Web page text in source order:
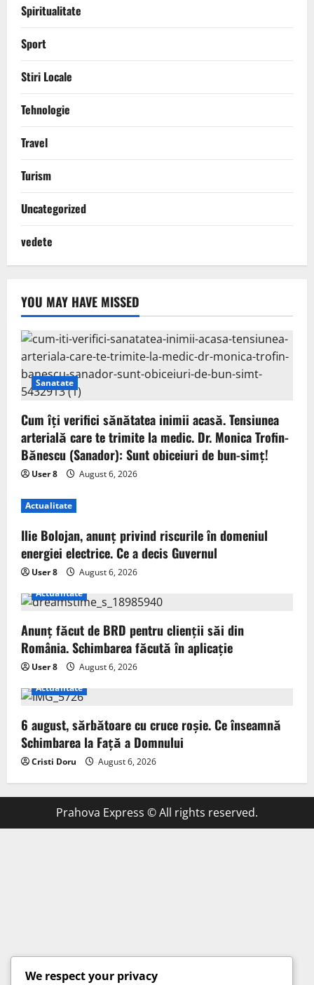
Spiritualitate
Sport
Stiri Locale
Tehnologie
Travel
Turism
Uncategorized
vedete
YOU MAY HAVE MISSED
Sanatate
Cum îți verifici sănătatea inimii acasă. Tensiunea
arterială care te trimite la medic. Dr. Monica Trofin-
Bănescu (Sanador): Sunt obiceiuri de bun-simț!
User 8 August 6, 2026
Actualitate
Ilie Bolojan, anunț privind riscurile în domeniul
energiei electrice. Ce a decis Guvernul
User 8
August 6, 2026
Actualitate
Anunț făcut de BRD pentru clienții săi din
România. Schimbarea făcută în aplicație
User 8
August 6, 2026
Actualitate
6 august, sărbătoare cu cruce roșie. Ce înseamnă
Schimbarea la Față a Domnului
Cristi Doru August 6, 2026
Prahova Express © All rights reserved.
We respect your privacy